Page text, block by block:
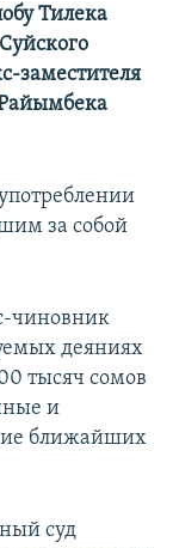
Тилека
заместителя
за собой
чиновник
деяниях
тысяч сомов
и
ближайших
суд